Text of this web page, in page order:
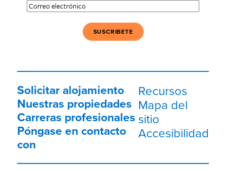
Correo
electrónico(Obligatorio)
Solicitar alojamiento
Nuestras propiedades
Carreras profesionales
Póngase en contacto
con
Recursos
Mapa del
sitio
Accesibilidad